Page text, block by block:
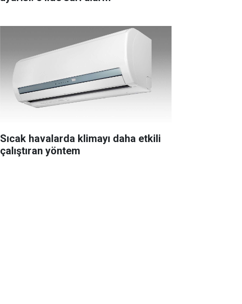
Sıcak havalarda klimayı daha etkili
çalıştıran yöntem